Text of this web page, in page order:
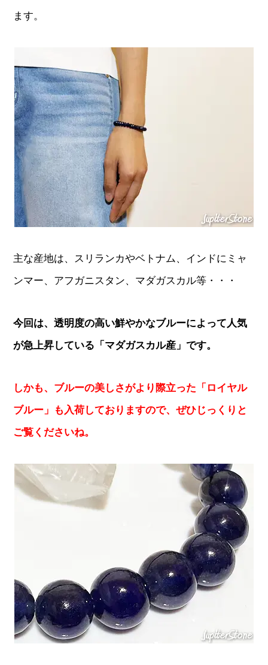
ます。
主な産地は、スリランカやベトナム、インドにミャ
ンマー、アフガニスタン、マダガスカル等・・・
今回は、透明度の高い鮮やかなブルーによって人気
が急上昇している「マダガスカル産」です。
しかも、ブルーの美しさがより際立った「ロイヤル
ブルー」も入荷しておりますので、ぜひじっくりと
ご覧くださいね。